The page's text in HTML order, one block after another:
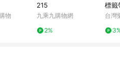
物
215
九乘九購物網
2%
標籤
字 )
台灣